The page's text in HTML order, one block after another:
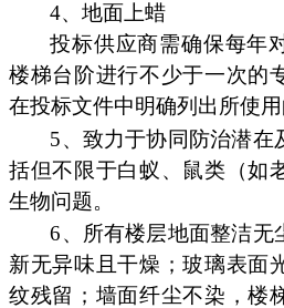
4、地面上蜡
投标供应商需确保每年
楼梯台阶进行不少于一次的
在投标文件中明确列出所使用
5、致力于协同防治潜在
括但不限于白蚁、鼠类（如
生物问题。
6、所有楼层地面整洁无
新无异味且干燥；玻璃表面
纹残留；墙面纤尘不染，楼